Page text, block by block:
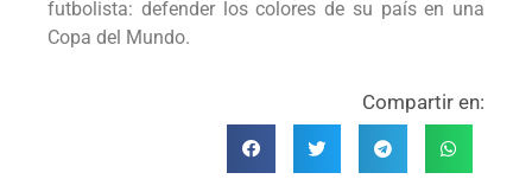
futbolista: defender los colores de su país en una
Copa del Mundo.
Compartir en: